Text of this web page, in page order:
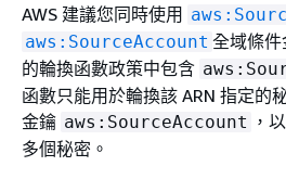
AWS 建議您同時使用
aws:SourceAccount 全域條
的輪換函數政策中包含
函數只能用於輪換該 ARN 指定的
金鑰 aws:SourceAccount ，
多個秘密。